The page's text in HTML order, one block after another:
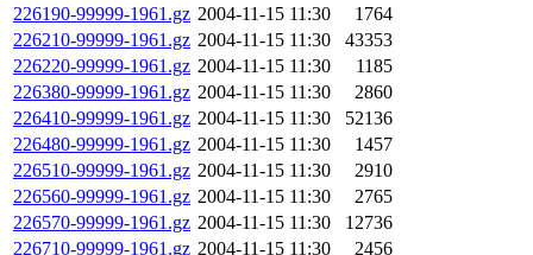
226190-99999-1961.gz 2004-11-15 11:30
1764
226210-99999-1961.gz 2004-11-15 11:30
43353
226220-99999-1961.gz 2004-11-15 11:30
1185
226380-99999-1961.gz 2004-11-15 11:30
2860
226410-99999-1961.gz 2004-11-15 11:30
52136
226480-99999-1961.gz 2004-11-15 11:30
1457
226510-99999-1961.gz 2004-11-15 11:30
2910
226560-99999-1961.gz 2004-11-15 11:30
2765
226570-99999-1961.gz 2004-11-15 11:30
12736
226710-99999-1961.gz 2004-11-15 11:30
2456